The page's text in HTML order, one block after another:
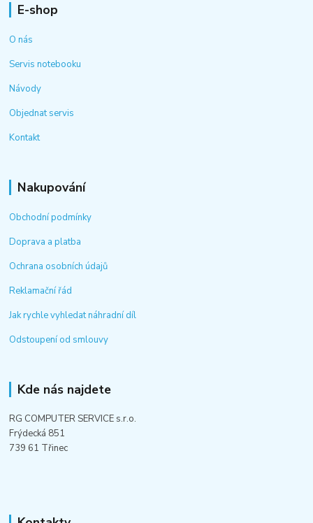
E-shop
O nás
Servis notebooku
Návody
Objednat servis
Kontakt
Nakupování
Obchodní podmínky
Doprava a platba
Ochrana osobních údajů
Reklamační řád
Jak rychle vyhledat náhradní díl
Odstoupení od smlouvy
Kde nás najdete
RG COMPUTER SERVICE s.r.o.
Frýdecká 851
739 61 Třinec